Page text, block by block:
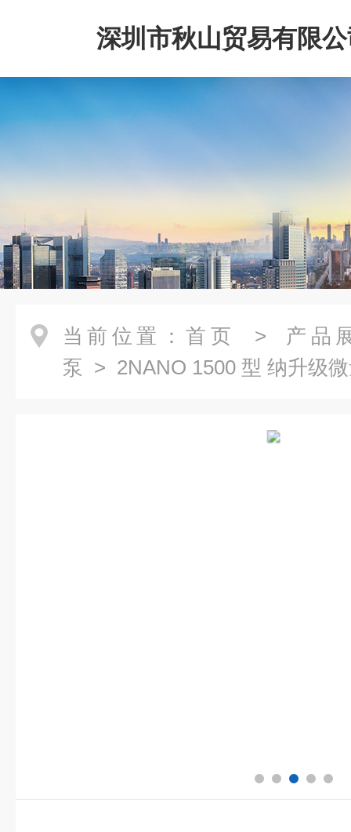
深圳市秋山贸易有限
当前位置： 首页 > 产品
泵 > 2NANO 1500 型 纳升级